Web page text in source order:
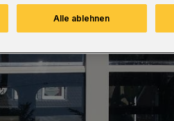
Alle ablehnen